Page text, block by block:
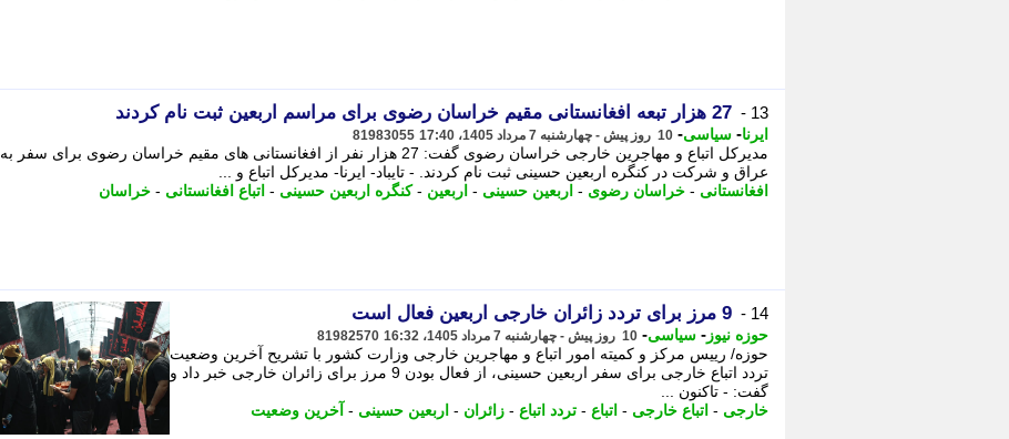
13 - 27 هزار تبعه افغانستانی مقیم خراسان رضوی برای مراسم اربعین ثبت نام کردند
ایرنا- سیاسی- 10 روز پیش - چهارشنبه 7 مرداد 1405، 17:40 81983055
مدیرکل اتباع و مهاجرین خارجی خراسان رضوی گفت: 27 هزار نفر از افغانستانی های مقیم خراسان رضوی برای سفر به
عراق و شرکت در کنگره اربعین حسینی ثبت نام کردند. - تایباد- ایرنا- مدیرکل اتباع و ...
افغانستانی - خراسان رضوی - اربعین حسینی - اربعین -کنگره اربعین حسینی - اتباع افغانستانی - خراسان
14 - 9 مرز برای تردد زائران خارجی اربعین فعال است
حوزه نیوز - سیاسی- 10 روز پیش - چهارشنبه 7 مرداد 1405، 16:32 81982570
حوزه/ رییس مرکز و کمیته امور اتباع و مهاجرین خارجی وزارت کشور با تشریح آخرین وضعیت
تردد اتباع خارجی برای سفر اربعین حسینی، از فعال بودن 9 مرز برای زائران خارجی خبر داد و
گفت: - تاکنون ...
خارجی - اتباع خارجی - اتباع - تردد اتباع - زائران - اربعین حسینی - آخرین وضعیت